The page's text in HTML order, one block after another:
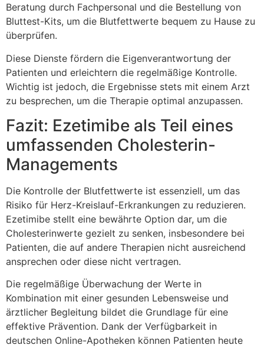
Beratung durch Fachpersonal und die Bestellung von
Bluttest-Kits, um die Blutfettwerte bequem zu Hause zu
überprüfen.
Diese Dienste fördern die Eigenverantwortung der
Patienten und erleichtern die regelmäßige Kontrolle.
Wichtig ist jedoch, die Ergebnisse stets mit einem Arzt
zu besprechen, um die Therapie optimal anzupassen.
Fazit: Ezetimibe als Teil eines
umfassenden Cholesterin-
Managements
Die Kontrolle der Blutfettwerte ist essenziell, um das
Risiko für Herz-Kreislauf-Erkrankungen zu reduzieren.
Ezetimibe stellt eine bewährte Option dar, um die
Cholesterinwerte gezielt zu senken, insbesondere bei
Patienten, die auf andere Therapien nicht ausreichend
ansprechen oder diese nicht vertragen.
Die regelmäßige Überwachung der Werte in
Kombination mit einer gesunden Lebensweise und
ärztlicher Begleitung bildet die Grundlage für eine
effektive Prävention. Dank der Verfügbarkeit in
deutschen Online-Apotheken können Patienten heute